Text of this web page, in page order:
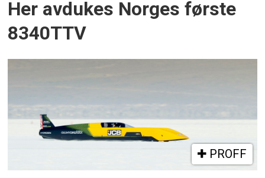
Her avdukes Norges første
8340TTV
PROFF